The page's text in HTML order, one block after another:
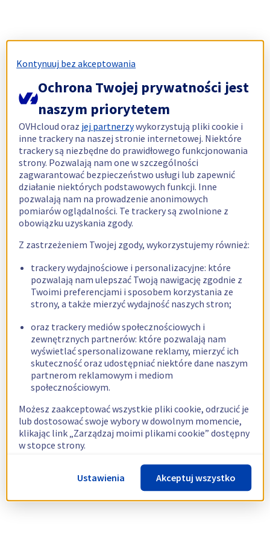
Kontynuuj bez akceptowania
Ochrona Twojej prywatności jest
naszym priorytetem
OVHcloud oraz jej partnerzywykorzystują pliki cookie i
inne trackery na naszej stronie internetowej. Niektóre
trackery są niezbędne do prawidłowego funkcjonowania
strony. Pozwalają nam one w szczególności
zagwarantować bezpieczeństwo usługi lub zapewnić
działanie niektórych podstawowych funkcji. Inne
pozwalają nam na prowadzenie anonimowych
pomiarów oglądalności. Te trackery są zwolnione z
obowiązku uzyskania zgody.
Z zastrzeżeniem Twojej zgody, wykorzystujemy również:
trackery wydajnościowe i personalizacyjne: które
pozwalają nam ulepszać Twoją nawigację zgodnie z
Twoimi preferencjami i sposobem korzystania ze
strony, a także mierzyć wydajność naszych stron;
oraz trackery mediów społecznościowych i
zewnętrznych partnerów: które pozwalają nam
wyświetlać spersonalizowane reklamy, mierzyć ich
skuteczność oraz udostępniać niektóre dane naszym
partnerom reklamowym i mediom
społecznościowym.
Możesz zaakceptować wszystkie pliki cookie, odrzucić je
lub dostosować swoje wybory w dowolnym momencie,
klikając link „Zarządzaj moimi plikami cookie” dostępny
w stopce strony.
Więcej informacji znajdziesz w naszejpolityce
dotyczącej wykorzystywania plików cookie.
Ustawienia Akceptuj wszystko